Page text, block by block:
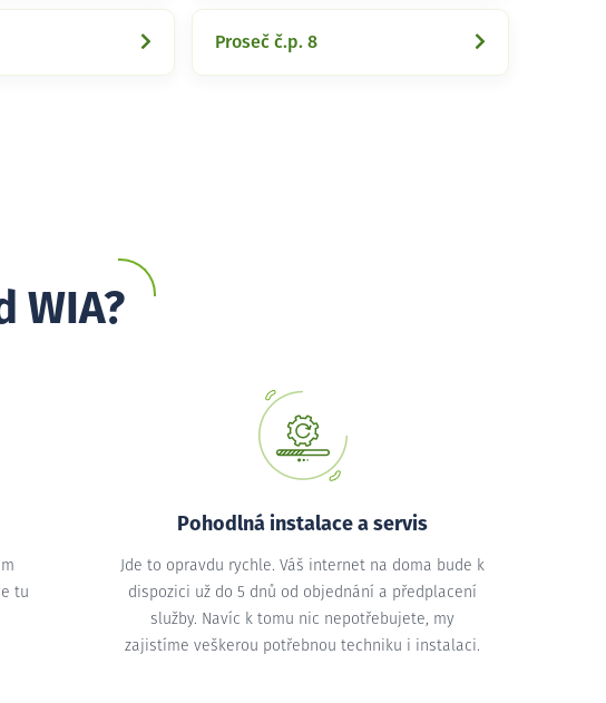
Proseč č.p. 8
WIA?
tu
Pohodlná instalace a servis
Jde to opravdu rychle. Váš internet na doma bude k
dispozici už do 5 dnů od objednání a předplacení
služby. Navíc k tomu nic nepotřebujete, my
zajistíme veškerou potřebnou techniku i instalaci.